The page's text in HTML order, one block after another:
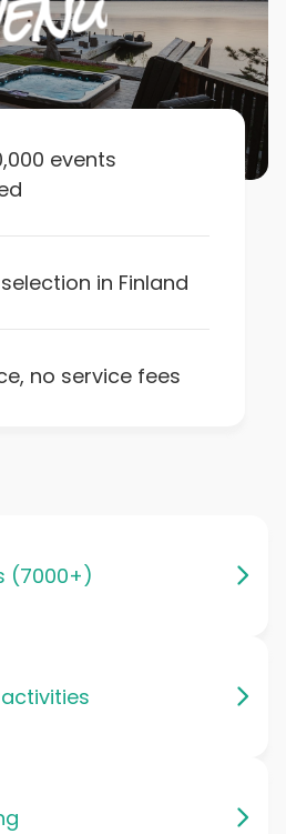
events
in Finland
no service fees
(7000+)